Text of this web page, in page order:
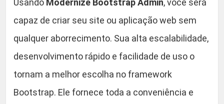
4
9
0
A
d
i
n
5
e
Usando Modernize Bootstrap Admin, você será
capaz de criar seu site ou aplicação web sem
qualquer aborrecimento. Sua alta escalabilidade,
desenvolvimento rápido e facilidade de uso o
tornam a melhor escolha no framework
Bootstrap. Ele fornece toda a conveniência e